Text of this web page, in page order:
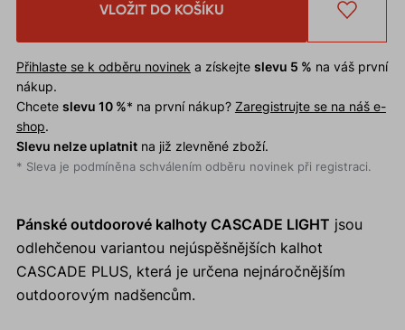
VLOŽIT DO KOŠÍKU
Přihlaste se k odběru novinek a získejte slevu 5 % na váš první
nákup.
Chcete slevu 10 %* na první nákup? Zaregistrujte se na náš e-
shop.
Slevu nelze uplatnitna již zlevněné zboží.
* Sleva je podmíněna schválením odběru novinek při registraci.
Pánské outdoorové kalhoty CASCADE LIGHT jsou
odlehčenou variantou nejúspěšnějších kalhot
CASCADE PLUS, která je určena nejnáročnějším
outdoorovým nadšencům.